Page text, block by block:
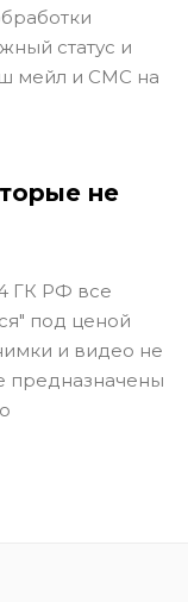
статус и
мейл и СМС на
не
ГК РФ все
под ценой
и видео не
предназначены